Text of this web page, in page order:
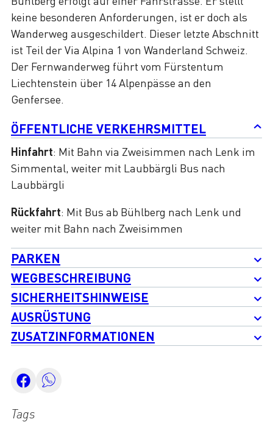
Tags
keine besonderen Anforderungen, ist er doch als
Wanderweg ausgeschildert. Dieser letzte Abschnitt
ist Teil der Via Alpina 1 von Wanderland Schweiz.
Der Fernwanderweg führt vom Fürstentum
Liechtenstein über 14 Alpenpässe an den
Genfersee.
ÖFFENTLICHE VERKEHRSMITTEL
Hinfahrt: Mit Bahn via Zweisimmen nach Lenk im
Simmental, weiter mit Laubbärgli Bus nach
Laubbärgli
Rückfahrt: Mit Bus ab Bühlberg nach Lenk und
weiter mit Bahn nach Zweisimmen
PARKEN
WEGBESCHREIBUNG
SICHERHEITSHINWEISE
AUSRÜSTUNG
ZUSATZINFORMATIONEN